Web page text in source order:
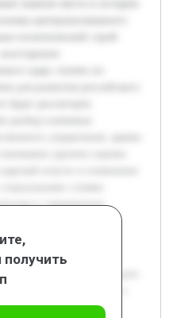
и современная
разные точки
исследование.
важное место в истории
политический строй